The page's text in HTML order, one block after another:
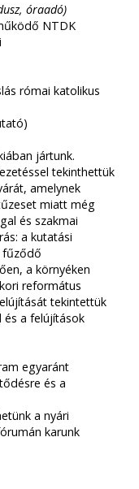
óraadó)
NTDK
római katolikus
jártunk.
tekinthettük
amelynek
miatt még
és szakmai
a kutatási
fűződő
a környéken
református
tekintettük
és a felújítások
egyaránt
és a
a nyári
karunk